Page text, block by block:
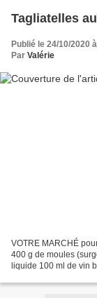
Tagliatelles
Publié le 24/10/2020
Par Valérie
VOTRE MARCHÉ
400 g de moules
liquide 100 ml de vin